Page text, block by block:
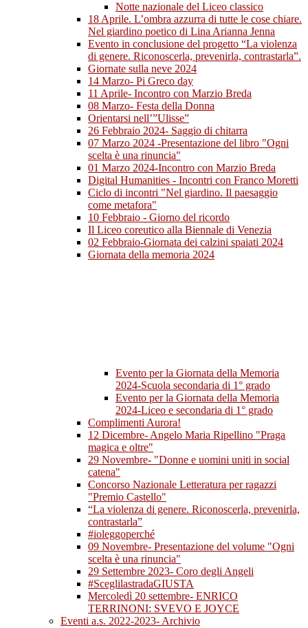
Notte nazionale del Liceo classico
18 Aprile. L’ombra azzurra di tutte le cose chiare.
Nel giardino poetico di Lina Arianna Jenna
Evento in conclusione del progetto “La violenza
di genere. Riconoscerla, prevenirla, contrastarla”.
Giornate sulla neve 2024
14 Marzo- Pi Greco day
11 Aprile- Incontro con Marzio Breda
08 Marzo- Festa della Donna
Orientarsi nell’”Ulisse”
26 Febbraio 2024- Saggio di chitarra
07 Marzo 2024 -Presentazione del libro "Ogni
scelta è una rinuncia"
01 Marzo 2024-Incontro con Marzio Breda
Digital Humanities - Incontri con Franco Moretti
Ciclo di incontri "Nel giardino. Il paesaggio
come metafora"
10 Febbraio - Giorno del ricordo
Il Liceo coreutico alla Biennale di Venezia
02 Febbraio-Giornata dei calzini spaiati 2024
Giornata della memoria 2024
Evento per la Giornata della Memoria
2024-Scuola secondaria di 1° grado
Evento per la Giornata della Memoria
2024-Liceo e secondaria di 1° grado
Complimenti Aurora!
12 Dicembre- Angelo Maria Ripellino "Praga
magica e oltre"
29 Novembre- "Donne e uomini uniti in social
catena"
Concorso Nazionale Letteratura per ragazzi
"Premio Castello"
“La violenza di genere. Riconoscerla, prevenirla,
contrastarla”
#ioleggoperché
09 Novembre- Presentazione del volume "Ogni
scelta è una rinuncia"
29 Settembre 2023- Coro degli Angeli
#SceglilastradaGIUSTA
Mercoledì 20 settembre- ENRICO
TERRINONI: SVEVO E JOYCE
Eventi a.s. 2022-2023- Archivio